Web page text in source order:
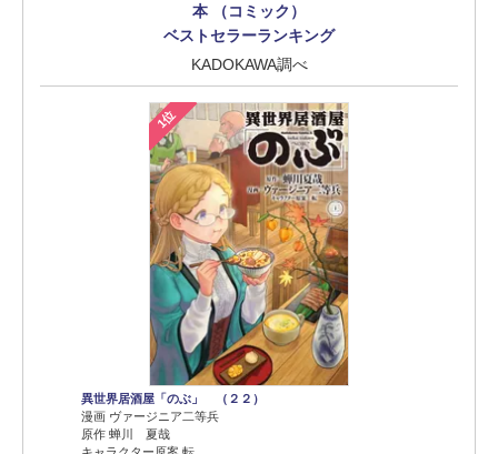
本 （コミック）
ベストセラーランキング
KADOKAWA調べ
1位
異世界居酒屋「のぶ」 （２２）
漫画 ヴァージニア二等兵
原作 蝉川 夏哉
キャラクター原案 転